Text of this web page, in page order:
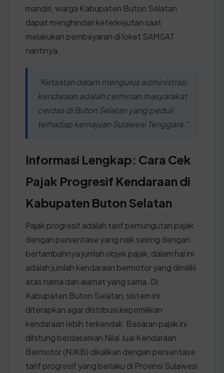
mandiri, warga Kabupaten Buton Selatan
dapat menghindari keterkejutan saat
melakukan pembayaran di loket SAMSAT
nantinya.
"Ketaatan dalam mengurus administrasi
kendaraan adalah cerminan masyarakat
cerdas di Buton Selatan yang peduli
terhadap kemajuan Sulawesi Tenggara."
Informasi Lengkap: Cara Cek
Pajak Progresif Kendaraan di
Kabupaten Buton Selatan
Pajak progresif adalah tarif pemungutan pajak
dengan persentase yang naik seiring dengan
bertambahnya jumlah objek pajak, dalam hal ini
adalah jumlah kendaraan bermotor yang dimiliki
atas nama dan alamat yang sama. Di
Kabupaten Buton Selatan, sistem ini
diterapkan agar distribusi kepemilikan
kendaraan lebih terkendali. Besaran pajak ini
dihitung berdasarkan Nilai Jual Kendaraan
Bermotor (NJKB) dikalikan dengan persentase
tarif progresif yang berlaku di Provinsi Sulawesi